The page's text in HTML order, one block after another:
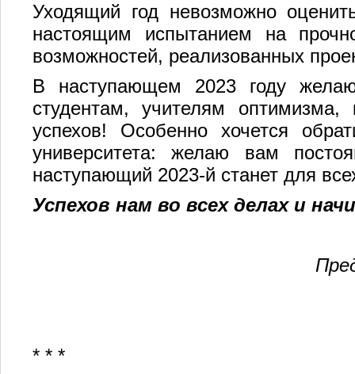
Уходящий год невозможно
настоящим испытанием на
возможностей, реализованных
В наступающем 2023 году
студентам, учителям
успехов! Особенно хочется
университета: желаю вам
наступающий 2023-й станет для
Успехов нам во всех делах и
* * *